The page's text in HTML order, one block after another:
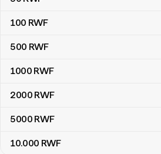
100 RWF
500 RWF
1000 RWF
2000 RWF
5000 RWF
10.000 RWF